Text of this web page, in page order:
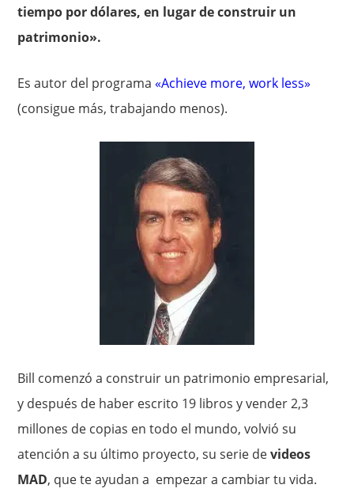
tiempo por dólares, en lugar de construir un
patrimonio».
Es autor del programa«Achieve more, work less»
(consigue más, trabajando menos).
Bill comenzó a construir un patrimonio empresarial,
y después de haber escrito 19 libros y vender 2,3
millones de copias en todo el mundo, volvió su
atención a su último proyecto, su serie devideos
MAD, que te ayudan a empezar a cambiar tu vida.